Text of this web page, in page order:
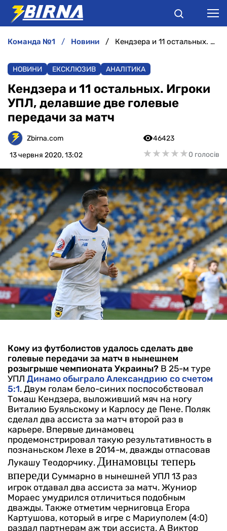
АНАЛІТИКА
ІНТЕРВ'Ю
РІЗНЕ
БУКМЕКЕРИ
команда №1 новини Кендзера и 11 остальных. Игроки УПЛ, делавшие две голевые передачи за матч
НОВИНИ ЕКСКЛЮЗИВ АНАЛІТИКА
Кендзера и 11 остальных. Игроки
УПЛ, делавшие две голевые
передачи за матч
Zbirna.com
13 червня 2020, 13:02
46423
★★★★★
★★★★★0 голосів
Кому из футболистов удалось сделать две
голевые передачи за матч в нынешнем
розыгрыше чемпионата Украины? В 25-м туре
УПЛ Динамо обыграло Александрию со счетом
5:1. Двум голам бело-синих поспособствовал
Томаш Кендзера, выложивший мяч на ногу
Виталию Буяльскому и Карлосу де Пене. Поляк
сделал два ассиста за матч второй раз в
карьере. Впервые динамовец
продемонстрировал такую результативность в
познаньском Лехе в 2014-м, дважды отпасовав
Лукашу Теодорчику. Динамовцы теперь
впереди Суммарно в нынешней УПЛ 13 раз
игрок отдавал два ассиста за матч. Жуниор
Мораес умудрился отличиться подобным
дважды. Также отметим черниговца Егора
Картушова, который в игре с Мариуполем (4:0)
раздал партнерам аж три ассиста. А Виктор